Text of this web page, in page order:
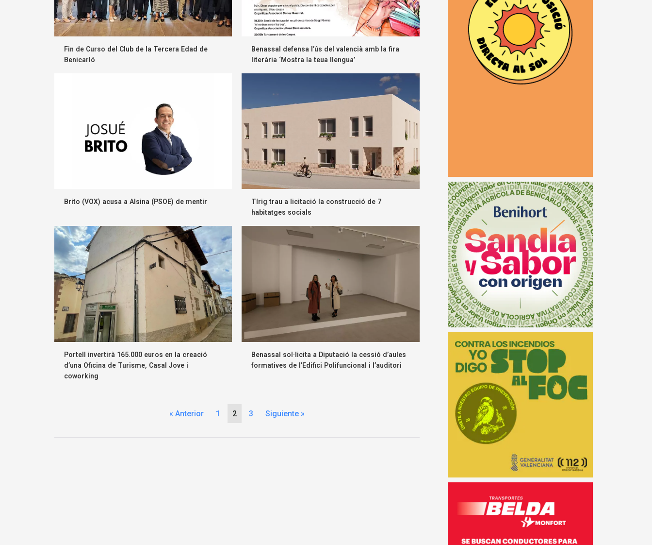
Fin de Curso del Club de la Tercera Edad de
Benicarló
Benassal defensa l’ús del valencià amb la fira
literària ‘Mostra la teua llengua’
Brito (VOX) acusa a Alsina (PSOE) de mentir
Tírig trau a licitació la construcció de 7
habitatges socials
Portell invertirà 165.000 euros en la creació
d’una Oficina de Turisme, Casal Jove i
coworking
Benassal sol·licita a Diputació la cessió d’aules
formatives de l’Edifici Polifuncional i l’auditori
« Anterior 1 2 3 Siguiente »